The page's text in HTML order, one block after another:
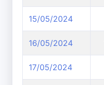
15/05/2024
16/05/2024
17/05/2024